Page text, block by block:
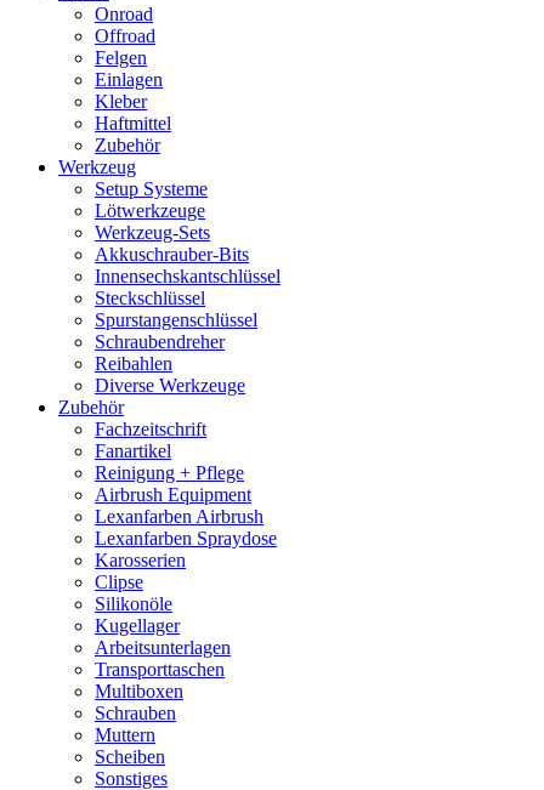
Onroad
Offroad
Felgen
Einlagen
Kleber
Haftmittel
Zubehör
Werkzeug
Setup Systeme
Lötwerkzeuge
Werkzeug-Sets
Akkuschrauber-Bits
Innensechskantschlüssel
Steckschlüssel
Spurstangenschlüssel
Schraubendreher
Reibahlen
Diverse Werkzeuge
Zubehör
Fachzeitschrift
Fanartikel
Reinigung + Pflege
Airbrush Equipment
Lexanfarben Airbrush
Lexanfarben Spraydose
Karosserien
Clipse
Silikonöle
Kugellager
Arbeitsunterlagen
Transporttaschen
Multiboxen
Schrauben
Muttern
Scheiben
Sonstiges